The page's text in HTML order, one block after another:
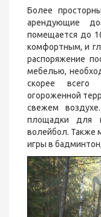
Более
арендующие
помещается до
комфортным, и
распоряжение
мебелью,
скорее всего
огороженной
свежем
площадки для
волейбол. Также
игры в